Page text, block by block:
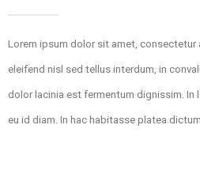
Lorem ipsum dolor sit amet, consectetur
eleifend nisl sed tellus interdum, in
dolor lacinia est fermentum dignissim.
eu id diam. In hac habitasse platea